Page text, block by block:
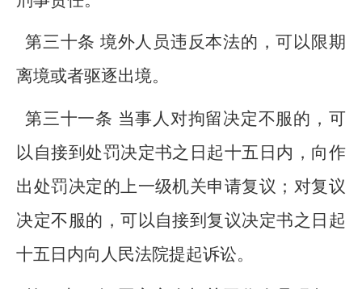
第三十条 境外人员违反本法的，可以限期
离境或者驱逐出境。
第三十一条 当事人对拘留决定不服的，可
以自接到处罚决定书之日起十五日内，向作
出处罚决定的上一级机关申请复议；对复议
决定不服的，可以自接到复议决定书之日起
十五日内向人民法院提起诉讼。